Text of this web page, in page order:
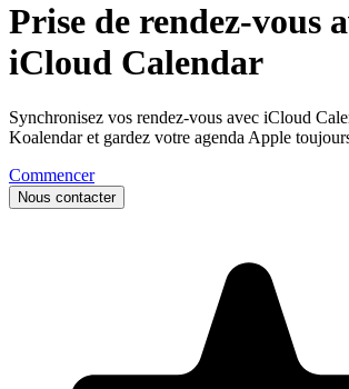
Prise de rendez-vous
iCloud Calendar
Synchronisez vos rendez-vous avec iCloud
Koalendar et gardez votre agenda Apple
Commencer
Nous contacter